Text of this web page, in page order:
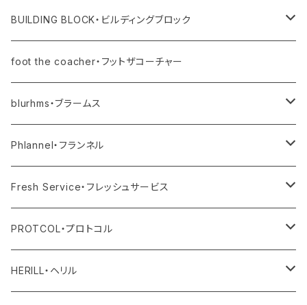
リング
ユニセックス・メンズ
レディス
ユニセックス・メンズ
その他
シューズ
BUILDING BLOCK・ビルディングブロック
バッグ
その他
foot the coacher・フットザコーチャー
blurhms・ブラームス
アウター
トップス
ボトム
ワンピース・オールインワン
Phlannel・フランネル
アウター
トップス
ボトム
Fresh Service・フレッシュサービス
アウター
トップス
PROTCOL・プロトコル
バッグ
HERILL・ヘリル